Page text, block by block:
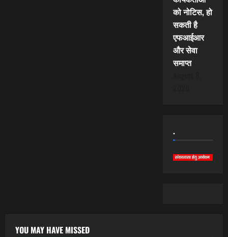
को नोटिस, हो
सकती है
एफआईआर
और सेवा
समाप्त
.
YOU MAY HAVE MISSED